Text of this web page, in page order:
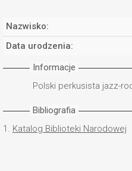
Nazwisko:
Data urodzenia:
Informacje
Polski perkusista jazz-
Bibliografia
1. Katalog Biblioteki Narodowej